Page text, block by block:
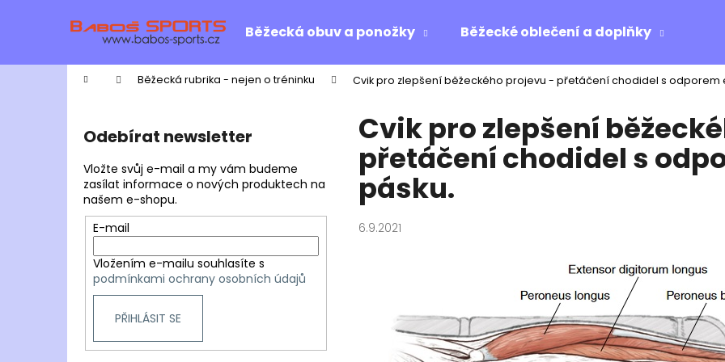
Běžecká obuv a ponožky Běžecké oblečení a doplňky
Domů Běžecká rubrika - nejen o tréninku Cvik pro zlepšení běžeckého projevu - přetáčení chodidel s odporem
Odebírat newsletter
Vložte svůj e-mail a my vám budeme
zasílat informace o nových produktech na
našem e-shopu.
E-mail
Vložením e-mailu souhlasíte s
podmínkami ochrany osobních údajů
PŘIHLÁSIT SE
Cvik pro zlepšení
přetáčení chodidel s
pásku.
6.9.2021
í
do
do
Co potřebujete najít?
HLEDAT